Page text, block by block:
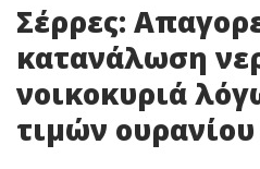
Σέρρες:
κατανάλωση
νοικοκυριά
τιμών ουρανίου